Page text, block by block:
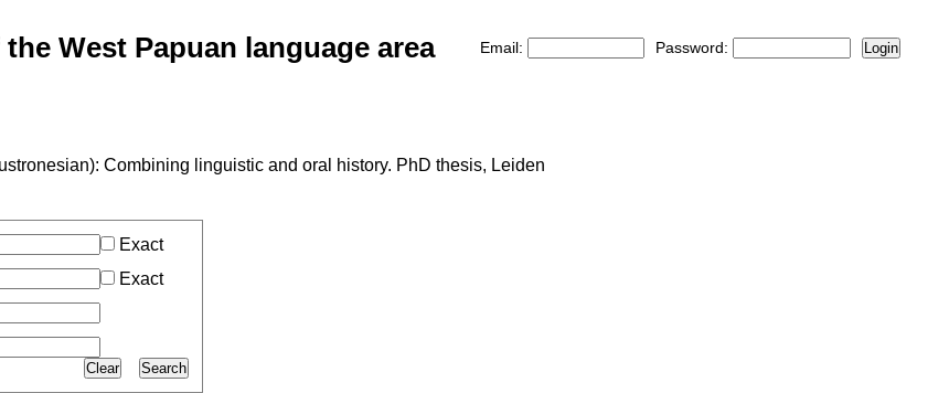
West Papuan language area Email: Password: Login
Combining linguistic and oral history. PhD thesis, Leiden
Exact
Exact
Search
Clear